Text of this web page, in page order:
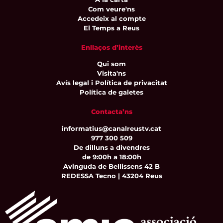
Com veure'ns
Accedeix al compte
El Temps a Reus
Enllaços d’interès
Qui som
Visita'ns
Avís legal i Política de privacitat
Política de galetes
Contacta’ns
informatius@canalreustv.cat
977 300 509
De dilluns a divendres
de 9:00h a 18:00h
Avinguda de Bellissens 42 B
REDESSA Tecno | 43204 Reus